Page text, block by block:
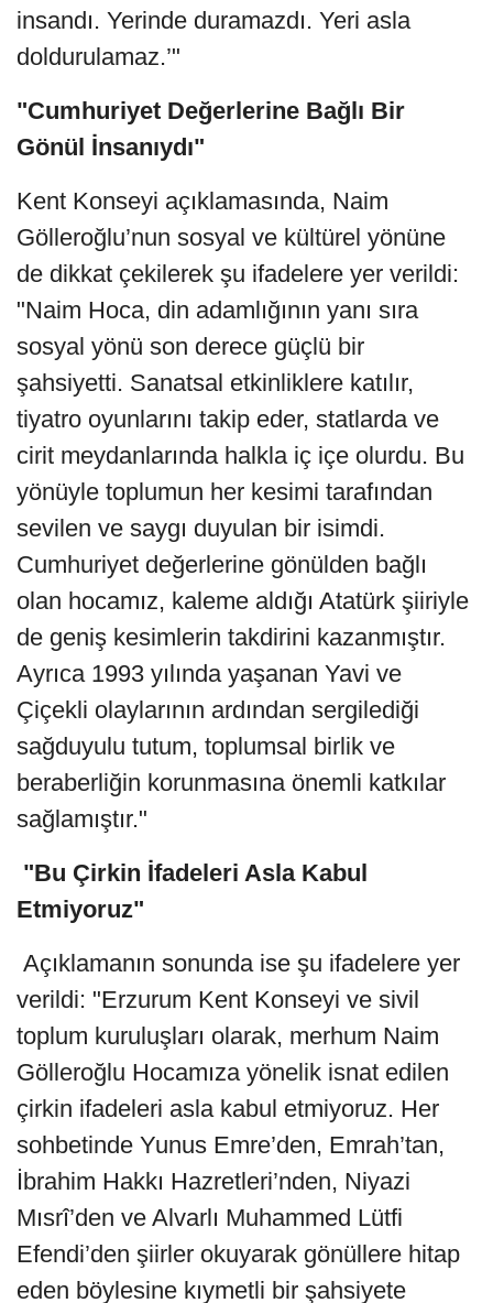
insandı. Yerinde duramazdı. Yeri asla
doldurulamaz.’"
"Cumhuriyet Değerlerine Bağlı Bir
Gönül İnsanıydı"
Kent Konseyi açıklamasında, Naim
Gölleroğlu’nun sosyal ve kültürel yönüne
de dikkat çekilerek şu ifadelere yer verildi:
"Naim Hoca, din adamlığının yanı sıra
sosyal yönü son derece güçlü bir
şahsiyetti. Sanatsal etkinliklere katılır,
tiyatro oyunlarını takip eder, statlarda ve
cirit meydanlarında halkla iç içe olurdu. Bu
yönüyle toplumun her kesimi tarafından
sevilen ve saygı duyulan bir isimdi.
Cumhuriyet değerlerine gönülden bağlı
olan hocamız, kaleme aldığı Atatürk şiiriyle
de geniş kesimlerin takdirini kazanmıştır.
Ayrıca 1993 yılında yaşanan Yavi ve
Çiçekli olaylarının ardından sergilediği
sağduyulu tutum, toplumsal birlik ve
beraberliğin korunmasına önemli katkılar
sağlamıştır."
"Bu Çirkin İfadeleri Asla Kabul
Etmiyoruz"
Açıklamanın sonunda ise şu ifadelere yer
verildi: "Erzurum Kent Konseyi ve sivil
toplum kuruluşları olarak, merhum Naim
Gölleroğlu Hocamıza yönelik isnat edilen
çirkin ifadeleri asla kabul etmiyoruz. Her
sohbetinde Yunus Emre’den, Emrah’tan,
İbrahim Hakkı Hazretleri’nden, Niyazi
Mısrî’den ve Alvarlı Muhammed Lütfi
Efendi’den şiirler okuyarak gönüllere hitap
eden böylesine kıymetli bir şahsiyete